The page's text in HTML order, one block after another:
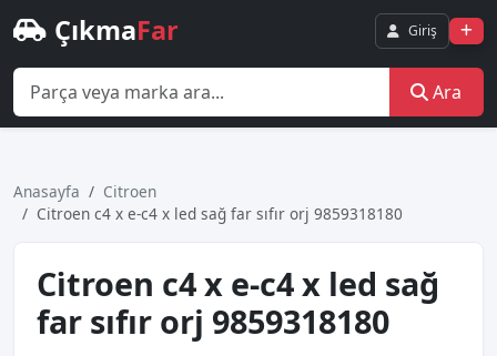
ÇıkmaFar Giriş
Ara
Anasayfa
Citroen
Ci̇troen c4 x e-c4 x led sağ far sıfır orj 9859318180
Ci̇troen c4 x e-c4 x led sağ
far sıfır orj 9859318180